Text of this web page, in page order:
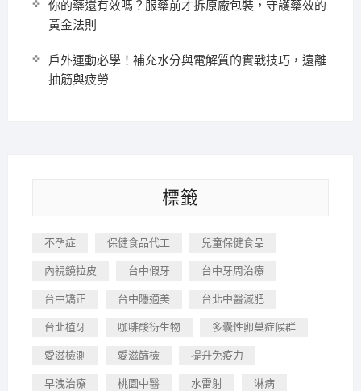
你的藥還有效嗎？服藥前才拆原廠包裝，守護藥效的
黃金法則
戶外運動必學！補充水分與電解質的實戰技巧，遠離
抽筋與疲勞
標籤
不孕症 保健食品代工 兒童保健食品
內視鏡拉皮 台中假牙 台中牙周治療
台中矯正 台中隱適美 台北中醫減肥
台北植牙 咖啡酸衍生物 多囊性卵巢症候群
愛滋檢測 愛滋篩檢 提升免疫力
早洩治療 桃園中醫 水雷射 淋病